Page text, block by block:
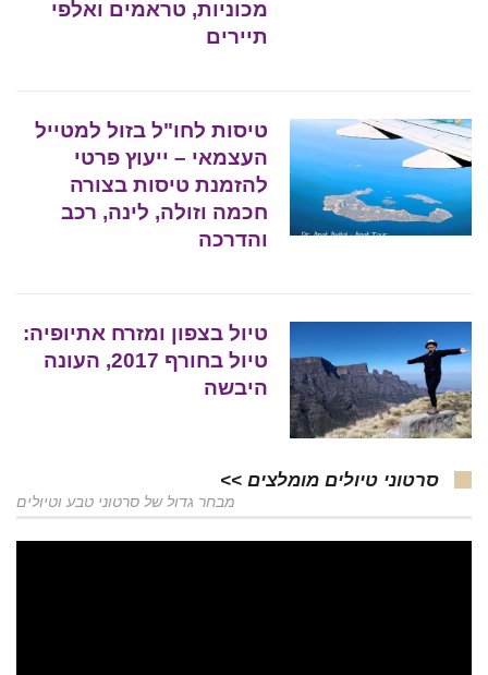
מכוניות, טראמים ואלפי
תיירים
טיסות לחו"ל בזול למטייל
העצמאי – ייעוץ פרטי
להזמנת טיסות בצורה
חכמה וזולה, לינה, רכב
והדרכה
טיול בצפון ומזרח אתיופיה:
טיול בחורף 2017, העונה
היבשה
סרטוני טיולים מומלצים >>
מבחר גדול של סרטוני טבע וטיולים